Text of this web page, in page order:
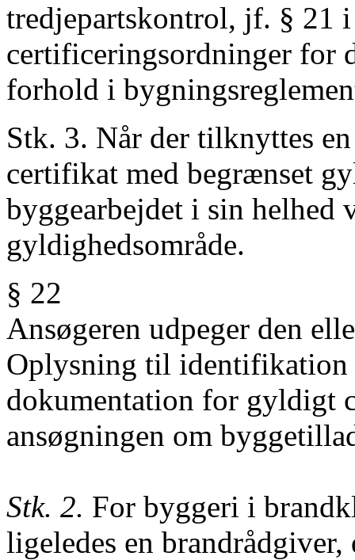
tredjepartskontrol, jf. § 21
certificeringsordninger for
forhold i
Stk. 3. Når der tilknyttes
certifikat med begrænset
byggearbejdet i sin helhed
gyldighedsområde.
§ 22
Ansøgeren udpeger den
Oplysning til identifikation
dokumentation for gyldigt
ansøgningen om
Stk. 2. For byggeri i
ligeledes en